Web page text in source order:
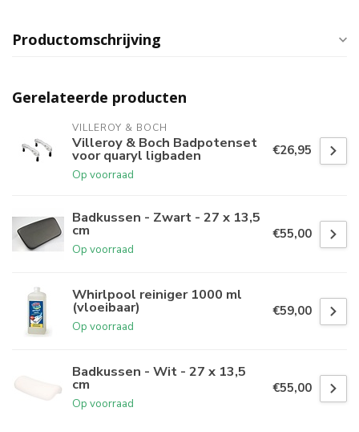
Productomschrijving
Gerelateerde producten
VILLEROY & BOCH
Villeroy & Boch Badpotenset
voor quaryl ligbaden
Op voorraad
€26,95
Badkussen - Zwart - 27 x 13,5
cm
Op voorraad
€55,00
Whirlpool reiniger 1000 ml
(vloeibaar)
Op voorraad
€59,00
Badkussen - Wit - 27 x 13,5
cm
Op voorraad
€55,00